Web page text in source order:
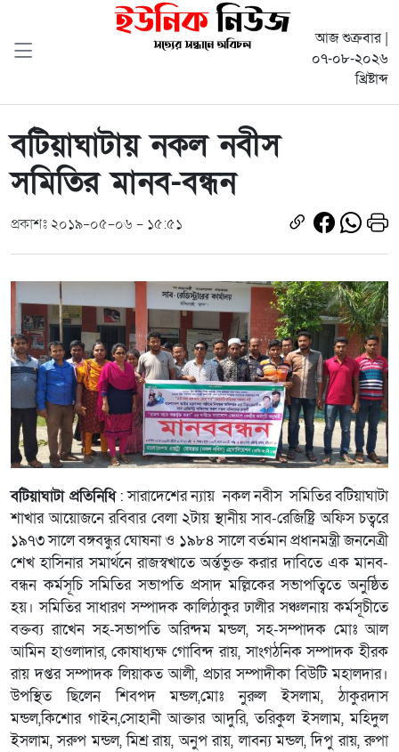
আজ শুক্রবার |
০৭-০৮-২০২৬
খ্রিষ্টাব্দ
বটিয়াঘাটায় নকল নবীস
সমিতির মানব-বন্ধন
প্রকাশঃ ২০১৯-০৫-০৬ - ১৫:৫১
বটিয়াঘাটা প্রতিনিধি: সারাদেশের ন্যায় নকল নবীস সমিতির বটিয়াঘাটা
শাখার আয়োজনে রবিবার বেলা ২টায় স্থানীয় সাব-রেজিষ্ট্রি অফিস চত্বরে
১৯৭৩ সালে বঙ্গবন্ধুর ঘোষনা ও ১৯৮৪ সালে বর্তমান প্রধানমন্ত্রী জননেত্রী
শেখ হাসিনার সমার্থনে রাজস্বখাতে অর্ন্তভুক্ত করার দাবিতে এক মানব-
বন্ধন কর্মসূচি সমিতির সভাপতি প্রসাদ মল্লিকের সভাপত্বিতে অনুষ্ঠিত
হয়। সমিতির সাধারণ সম্পাদক কালিঠাকুর ঢালীর সঞ্চলনায় কর্মসূচীতে
বক্তব্য রাখেন সহ-সভাপতি অরিন্দম মন্ডল, সহ-সম্পাদক মোঃ আল
আমিন হাওলাদার, কোষাধ্যক্ষ গোবিন্দ রায়, সাংগঠনিক সম্পাদক হীরক
রায় দপ্তর সম্পাদক লিয়াকত আলী, প্রচার সম্পাদীকা বিউটি মহালদার।
উপস্থিত ছিলেন শিবপদ মন্ডল,মোঃ নুরুল ইসলাম, ঠাকুরদাস
মন্ডল,কিশোর গাইন,সোহানী আক্তার আদুরি, তরিকুল ইসলাম, মহিদুল
ইসলাম, সরুপ মন্ডল, মিশ্র রায়, অনুপ রায়, লাবন্য মন্ডল, দিপু রায়, রুপা